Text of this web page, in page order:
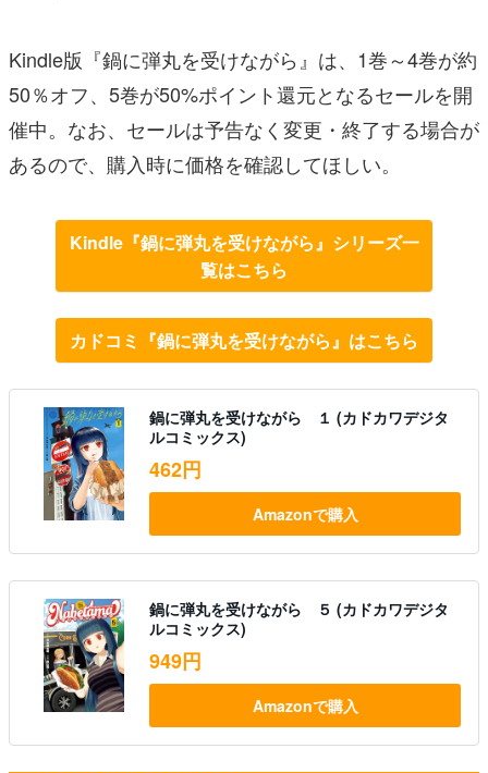
Kindle版『鍋に弾丸を受けながら』は、1巻～4巻が約
50％オフ、5巻が50%ポイント還元となるセールを開
催中。なお、セールは予告なく変更・終了する場合が
あるので、購入時に価格を確認してほしい。
Kindle『鍋に弾丸を受けながら』シリーズ一
覧はこちら
カドコミ『鍋に弾丸を受けながら』はこちら
鍋に弾丸を受けながら １ (カドカワデジタ
ルコミックス)
462円
Amazonで購入
鍋に弾丸を受けながら ５ (カドカワデジタ
ルコミックス)
949円
Amazonで購入